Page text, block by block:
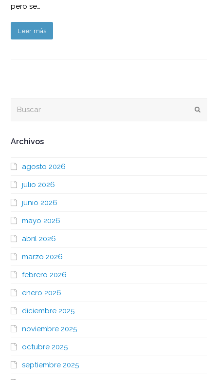
pero se…
Leer más
Archivos
agosto 2026
julio 2026
junio 2026
mayo 2026
abril 2026
marzo 2026
febrero 2026
enero 2026
diciembre 2025
noviembre 2025
octubre 2025
septiembre 2025